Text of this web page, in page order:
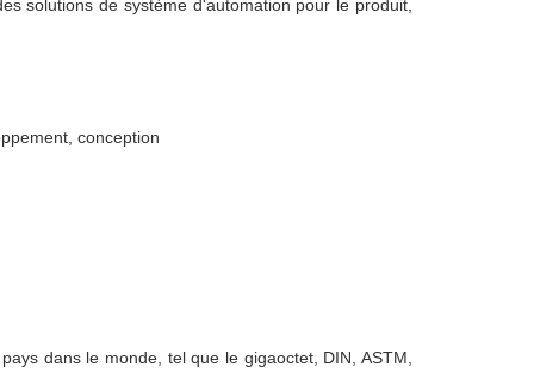
solutions de système d'automation pour le produit,
conception
dans le monde, tel que le gigaoctet, DIN, ASTM,